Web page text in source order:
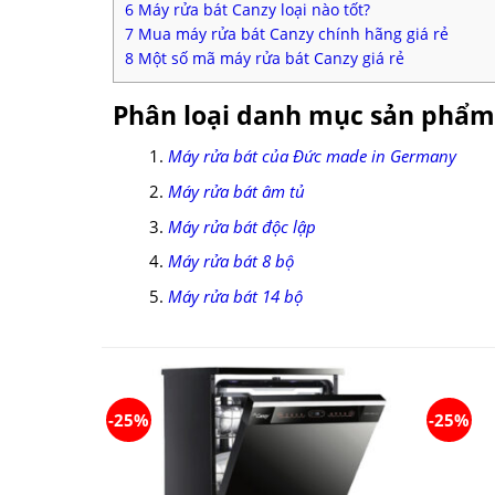
6 Máy rửa bát Canzy loại nào tốt?
7 Mua máy rửa bát Canzy chính hãng giá rẻ
8 Một số mã máy rửa bát Canzy giá rẻ
Phân loại danh mục sản phẩm
Máy rửa bát của Đức made in Germany
Máy rửa bát âm tủ
Máy rửa bát độc lập
Máy rửa bát 8 bộ
Máy rửa bát 14 bộ
-25% -25%